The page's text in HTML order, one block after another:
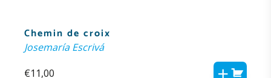
Chemin de croix
Josemaría Escrivá
€11,00